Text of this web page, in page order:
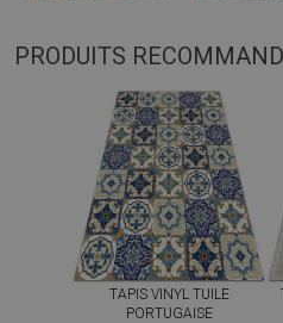
PRODUITS
TAPIS VINYL TUILE
PORTUGAISE